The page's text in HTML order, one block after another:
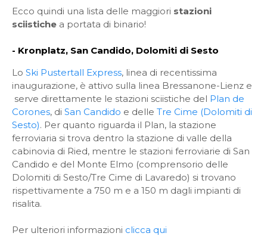
Ecco quindi una lista delle maggiori stazioni
sciistiche a portata di binario!
- Kronplatz, San Candido, Dolomiti di Sesto
Lo Ski Pustertall Express, linea di recentissima
inaugurazione, è attivo sulla linea Bressanone-Lienz e
serve direttamente le stazioni sciistiche del Plan de
Corones, di San Candido e delle Tre Cime (Dolomiti di
Sesto). Per quanto riguarda il Plan, la stazione
ferroviaria si trova dentro la stazione di valle della
cabinovia di Ried, mentre le stazioni ferroviarie di San
Candido e del Monte Elmo (comprensorio delle
Dolomiti di Sesto/Tre Cime di Lavaredo) si trovano
rispettivamente a 750 m e a 150 m dagli impianti di
risalita.
Per ulteriori informazioni clicca qui